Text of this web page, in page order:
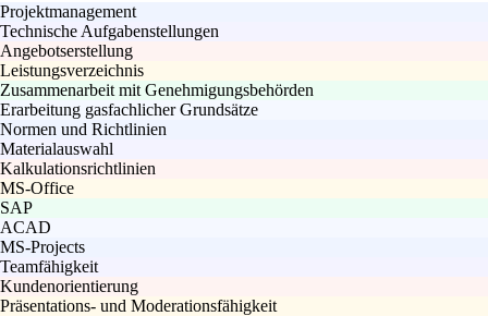
Projektmanagement
Technische Aufgabenstellungen
Angebotserstellung
Leistungsverzeichnis
Zusammenarbeit mit Genehmigungsbehörden
Erarbeitung gasfachlicher Grundsätze
Normen und Richtlinien
Materialauswahl
Kalkulationsrichtlinien
MS-Office
SAP
ACAD
MS-Projects
Teamfähigkeit
Kundenorientierung
Präsentations- und Moderationsfähigkeit